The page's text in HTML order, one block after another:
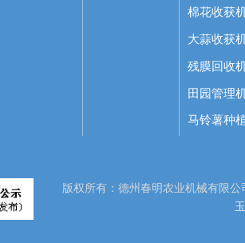
棉花收获
大蒜收获
残膜回收
田园管理
马铃薯种
版权所有：德州春明农业机械有限